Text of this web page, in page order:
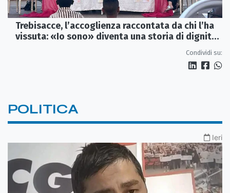
Trebisacce, l’accoglienza raccontata da chi l’ha
vissuta: «Io sono» diventa una storia di dignità
Condividi su:
POLITICA
Ieri